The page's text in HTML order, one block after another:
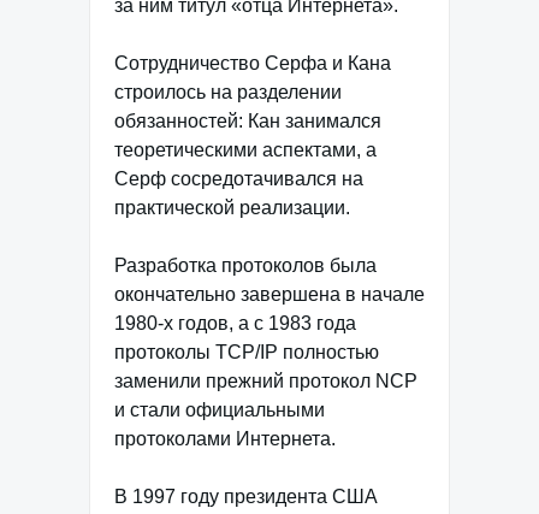
за ним титул «отца Интернета».
Сотрудничество Серфа и Кана
строилось на разделении
обязанностей: Кан занимался
теоретическими аспектами, а
Серф сосредотачивался на
практической реализации.
Разработка протоколов была
окончательно завершена в начале
1980-х годов, а с 1983 года
протоколы TCP/IP полностью
заменили прежний протокол NCP
и стали официальными
протоколами Интернета.
В 1997 году президента США